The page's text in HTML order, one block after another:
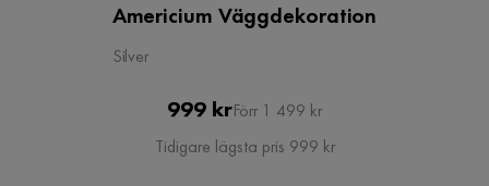
Americium Väggdekoration
Silver
Pris
999 kr Original
Pris
Förr 1 499 kr
Tidigare lägsta pris 999 kr